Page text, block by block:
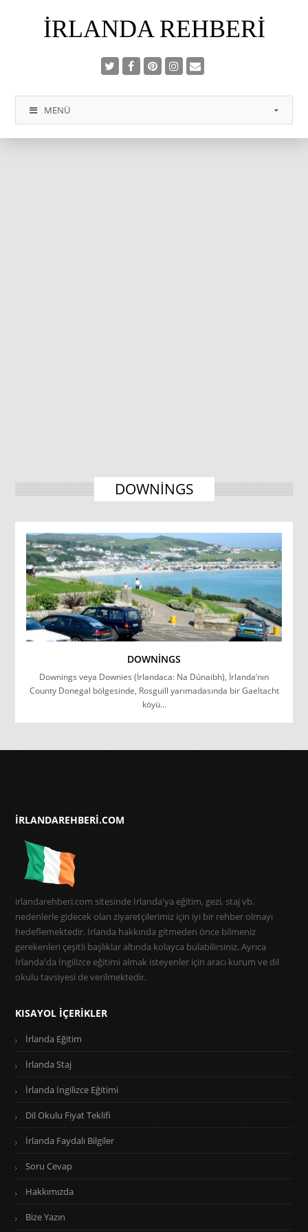
İRLANDA REHBERI
MENÜ
DOWNINGS
DOWNINGS
Downings veya Downies (İrlandaca: Na Dúnaibh), İrlanda’nın
County Donegal bölgesinde, Rosguill yarımadasında bir Gaeltacht
köyü…
IRLANDAREHBERI.COM
irlandarehberi.com sitesinde İrlanda'ya eğitim, gezi, staj vb.
nedenlerle gidecek olan ziyaretçilerimiz için iyi bir rehber olmayı
hedeflemektedir. İrlanda hakkında gitmeden önce bilmeniz
gerekenleri çeşitli başlıklar altında kolayca bulabilirsiniz. Ayrıca
İrlanda'da İngilizce eğitimi almak isteyenler için aracı kurum ve dil
okulu tavsiyesi de verilmektedir.
KISAYOL İÇERIKLER
İrlanda Eğitim
İrlanda Staj
İrlanda İngilizce Eğitimi
Dil Okulu Fiyat Teklifi
İrlanda Faydalı Bilgiler
Soru Cevap
Hakkımızda
Bize Yazın